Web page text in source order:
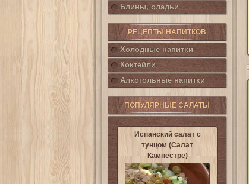
Блины, оладьи
РЕЦЕПТЫ НАПИТКОВ
Холодные напитки
Коктейли
Алкогольные напитки
ПОПУЛЯРНЫЕ САЛАТЫ
Испанский салат с
тунцом (Салат
Кампестре)